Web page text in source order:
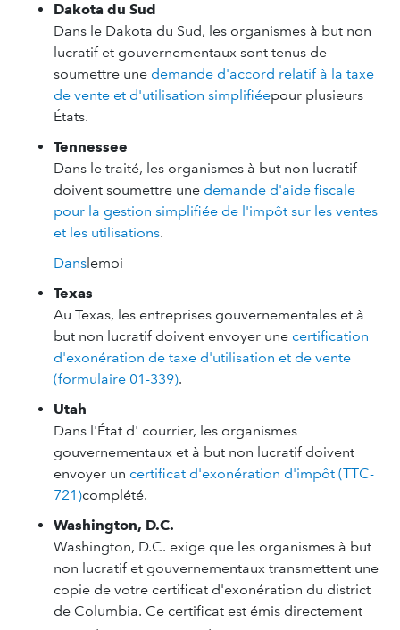
Dakota du Sud
Dans le Dakota du Sud, les organismes à but non
lucratif et gouvernementaux sont tenus de
soumettre une demande d'accord relatif à la taxe
de vente et d'utilisation simplifiéepour plusieurs
États.
Tennessee
Dans le traité, les organismes à but non lucratif
doivent soumettre une demande d'aide fiscale
pour la gestion simplifiée de l'impôt sur les ventes
et les utilisations.
Danslemoi
Texas
Au Texas, les entreprises gouvernementales et à
but non lucratif doivent envoyer une certification
d'exonération de taxe d'utilisation et de vente
(formulaire 01-339).
Utah
Dans l'État d' courrier, les organismes
gouvernementaux et à but non lucratif doivent
envoyer un certificat d'exonération d'impôt (TTC-
721)complété.
Washington, D.C.
Washington, D.C. exige que les organismes à but
non lucratif et gouvernementaux transmettent une
copie de votre certificat d'exonération du district
de Columbia. Ce certificat est émis directement